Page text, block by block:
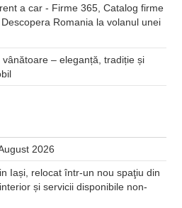
a car - Firme 365, Catalog firme
Descopera Romania la volanul unei
vânătoare – eleganță, tradiție și
2026
Iași, relocat într-un nou spaţiu din
și servicii disponibile non-